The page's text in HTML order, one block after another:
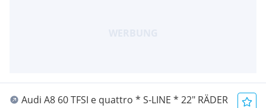
Audi A8 60 TFSI e quattro * S-LINE * 22" RÄDER